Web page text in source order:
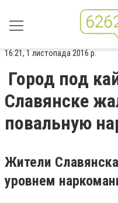
16:21, 1 листопада 2016 р.
Город под
Славянске
повальную
Жители
уровнем